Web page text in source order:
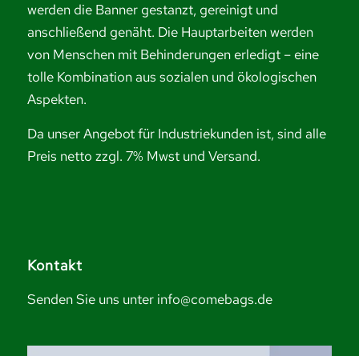
werden die Banner gestanzt, gereinigt und
anschließend genäht. Die Hauptarbeiten werden
von Menschen mit Behinderungen erledigt – eine
tolle Kombination aus sozialen und ökologischen
Aspekten.
Da unser Angebot für Industriekunden ist, sind alle
Preis netto zzgl. 7% Mwst und Versand.
Kontakt
Senden Sie uns unter info@comebags.de